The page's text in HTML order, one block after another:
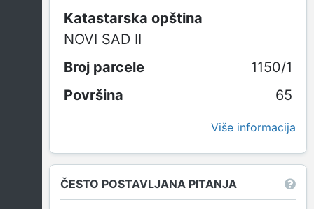
Katastarska opština
NOVI SAD II
1150/1
65
Više informacija
ČESTO POSTAVLJANA PITANJA